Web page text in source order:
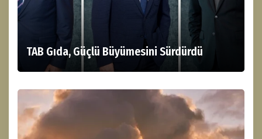
TAB Gıda, Güçlü Büyümesini Sürdürdü